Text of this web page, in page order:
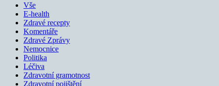
Vše
E-health
Zdravé recepty
Komentáře
Zdravé Zprávy
Nemocnice
Politika
Léčiva
Zdravotní gramotnost
Zdravotní pojištění